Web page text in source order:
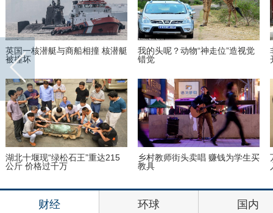
英国一核潜艇与商船相撞 核潜艇
被撞坏
我的头呢？动物“神走位”造视觉
错觉
湖北十堰现“绿松石王”重达215
公斤 价格过千万
乡村教师街头卖唱 赚钱为学生买
教具
财经 环球 国内